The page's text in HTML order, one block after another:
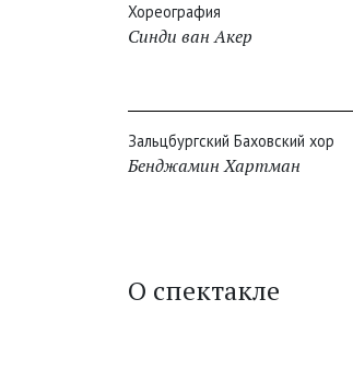
Хореография
Синди ван Акер
Зальцбургский Баховский хор
Бенджамин Хартман
О спектакле